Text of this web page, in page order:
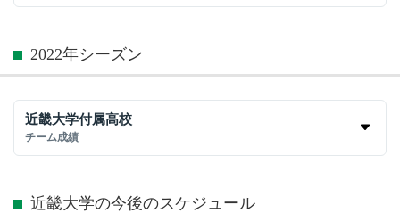
2022年シーズン
近畿大学付属高校
チーム成績
近畿大学の今後のスケジュール